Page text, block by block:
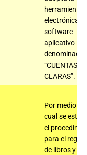
herramienta
electrónica,
software
aplicativo
denominado
“CUENTAS
CLARAS”.
Por medio de
cual se
el
para el
de libros y